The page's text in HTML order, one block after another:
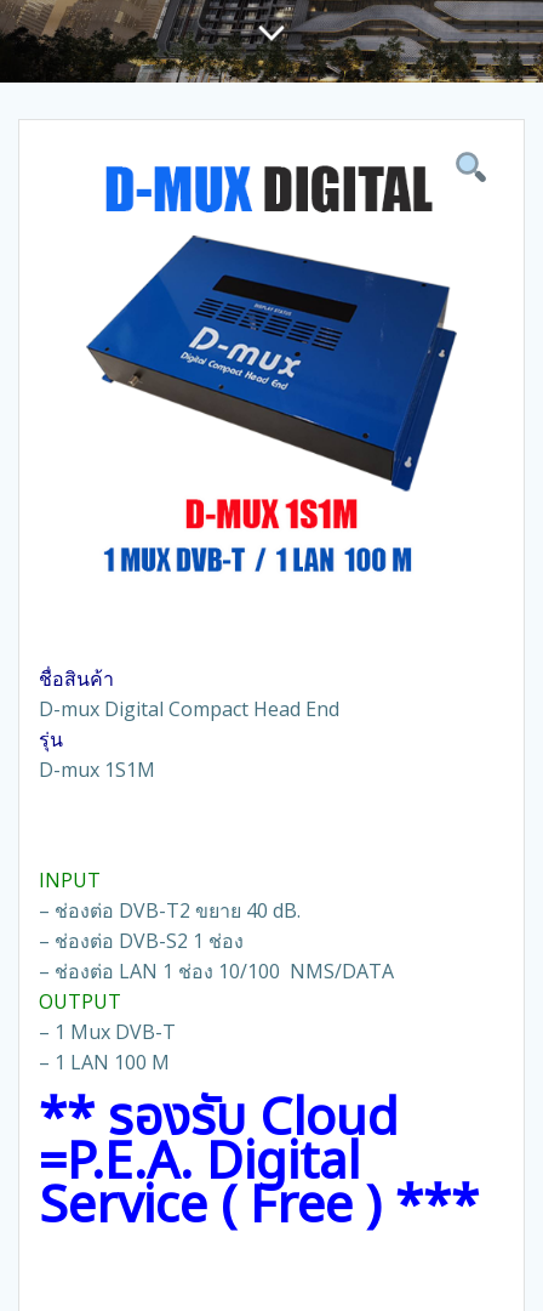
ชื่อสินค้า
D-mux Digital Compact Head End
รุ่น
D-mux 1S1M
INPUT
– ช่องต่อ DVB-T2 ขยาย 40 dB.
– ช่องต่อ DVB-S2 1 ช่อง
– ช่องต่อ LAN 1 ช่อง 10/100 NMS/DATA
OUTPUT
– 1 Mux DVB-T
– 1 LAN 100 M
** รองรับ Cloud
=P.E.A. Digital
Service ( Free ) ***